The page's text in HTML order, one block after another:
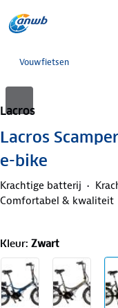
Vouwfietsen
Lacros
Lacros
e-bike
Krachtige batterij
Comfortabel & kwaliteit
Kleur: Zwart